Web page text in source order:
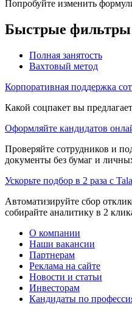
Попробуйте изменить
Быстрые фильтры
Полная занятость
Вахтовый метод
Корпоративная поддержка
Какой соцпакет вы
Оформляйте кандидатов
Проверяйте сотрудников и
документы без бумаг и
Ускорьте подбор в 2 раза с
Автоматизируйте сбор
собирайте аналитику в 2
О компании
Наши вакансии
Партнерам
Реклама на сайте
Новости и статьи
Инвесторам
Кандидаты по